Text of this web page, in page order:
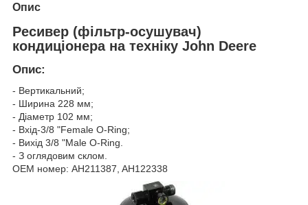
Опис
Ресивер (фільтр-осушувач)
кондиціонера на техніку John Deere
Опис:
- Вертикальний;
- Ширина 228 мм;
- Діаметр 102 мм;
- Вхід-3/8 "Female O-Ring;
- Вихід 3/8 "Male O-Ring.
- З оглядовим склом.
ОЕМ номер: AH211387, AH122338